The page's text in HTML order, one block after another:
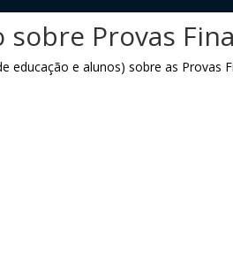
Provas
educação e alunos) sobre as Provas